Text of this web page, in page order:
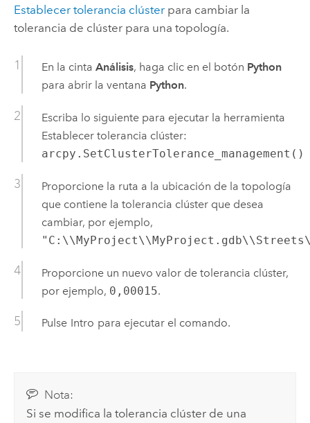
Establecer tolerancia clústerpara cambiar la
tolerancia de clúster para una topología.
En la cinta Análisis, haga clic en el botón Python
para abrir la ventana Python.
Escriba lo siguiente para ejecutar la herramienta
Establecer tolerancia clúster:
arcpy.SetClusterTolerance_management()
Proporcione la ruta a la ubicación de la topología
que contiene la tolerancia clúster que desea
cambiar, por ejemplo,
Proporcione un nuevo valor de tolerancia clúster,
por ejemplo, 0,00015.
Pulse Intro para ejecutar el comando.
Nota:
Si se modifica la tolerancia clúster de una